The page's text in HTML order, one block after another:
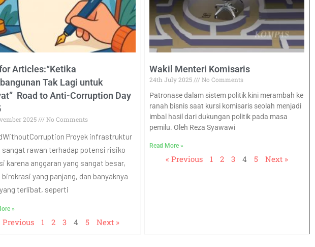
Articles:“Ketika
Tak Lagi untuk
Road to Anti-Corruption Day
2025 No Comments
Proyek infrastruktur
sangat rawan terhadap potensi risiko
karena anggaran yang sangat besar,
yang panjang, dan banyaknya
terlibat, seperti
»
Previous 1 2 3 4 5 Next »
Wakil Menteri Komisaris
24th July 2025
No Comments
Patronase dalam sistem politik kini merambah ke
ranah bisnis saat kursi komisaris seolah menjadi
imbal hasil dari dukungan politik pada masa
pemilu. Oleh Reza Syawawi
Read More »
« Previous 1 2 3 4 5 Next »